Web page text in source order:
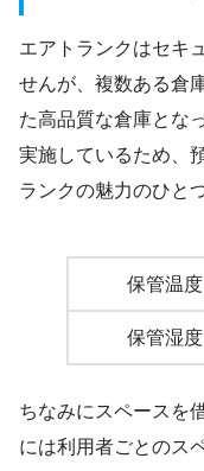
エアトランクはセキ
せんが、複数ある倉
た高品質な倉庫とな
実施しているため、
ランクの魅力のひと
保管温度
保管湿度
ちなみにスペースを
には利用者ごとのス